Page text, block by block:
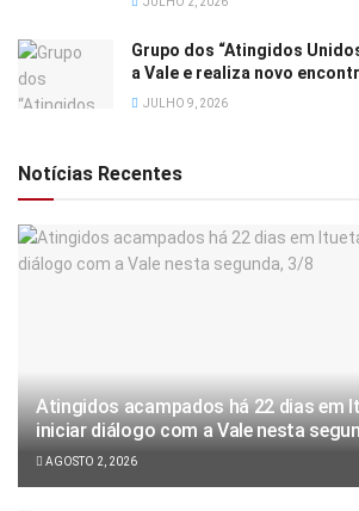
Grupo dos “Atingidos
a Vale e realiza novo
JULHO 9, 2026
Notícias Recentes
Atingidos acampados há 22 dias em
iniciar diálogo com a Vale nesta
AGOSTO 2, 2026